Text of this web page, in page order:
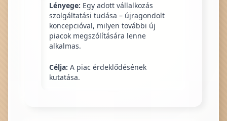
Lényege: Egy adott vállalkozás
szolgáltatási tudása – újragondolt
koncepcióval, milyen további új
piacok megszólítására lenne
alkalmas.
Célja: A piac érdeklődésének
kutatása.